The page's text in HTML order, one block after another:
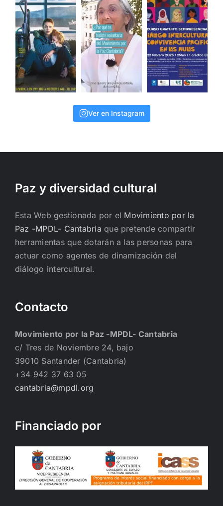
Ver en Instagram
Paz y diversidad cultural
Esta Web gestionada por el Movimiento por la
Paz -MPDL- Cantabria que pretende compartir
herramientas que dotarán a las personas para
actuar como agentes de dinamización del
diálogo intercultural.
Contacto
Movimiento por la Paz -MPDL- Cantabria
c/ Tres de Noviembre 24, bajo
39010 Santander (Cantabria)
+34 942 37 63 05
cantabria@mpdl.org
Financiado por